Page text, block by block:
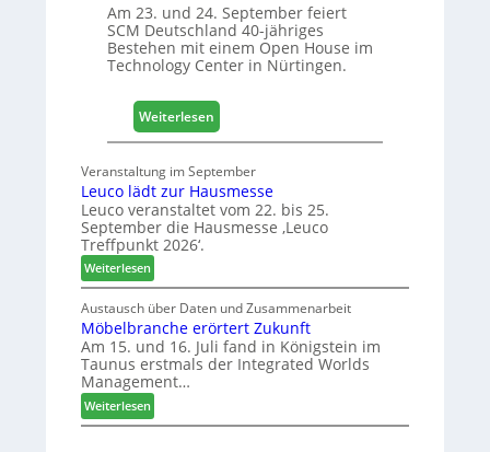
+
H
o
z
2
2
8
Am 23. und 24. September feiert
SCM Deutschland 40-jähriges
Bestehen mit einem Open House im
Technology Center in Nürtingen.
Weiterlesen
4
J
a
h
C
M
D
e
s
Veranstaltung im September
Leuco lädt zur Hausmesse
Leuco veranstaltet vom 22. bis 25.
September die Hausmesse ‚Leuco
Treffpunkt 2026‘.
Weiterlesen:
L
e
u
c
o
l
ä
d
Austausch über Daten und Zusammenarbeit
Möbelbranche erörtert Zukunft
Am 15. und 16. Juli fand in Königstein im
Taunus erstmals der Integrated Worlds
Management…
Weiterlesen:
M